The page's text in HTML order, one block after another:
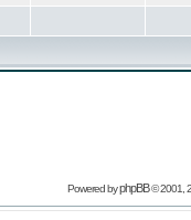
Powered byphpBB© 2001,